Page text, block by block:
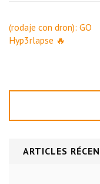
Navigation
de
(rodaje con dron): GO
Hyp3rlapse 🔥
ARTICLES